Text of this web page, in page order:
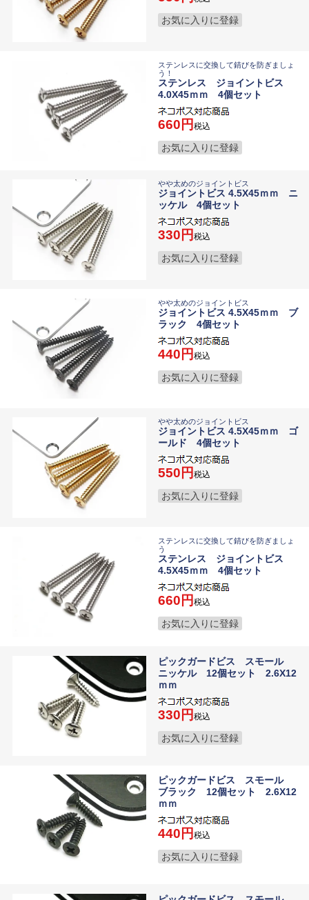
お気に入りに登録
ステンレスに交換して錆びを防ぎましょ
う！
ステンレス ジョイントビス
4.0X45ｍｍ 4個セット
660 税込
お気に入りに登録
やや太めのジョイントビス
ジョイントビス 4.5X45ｍｍ ニ
ッケル 4個セット
330 税込
お気に入りに登録
やや太めのジョイントビス
ジョイントビス 4.5X45ｍｍ ブ
ラック 4個セット
440 税込
お気に入りに登録
やや太めのジョイントビス
ジョイントビス 4.5X45ｍｍ ゴ
ールド 4個セット
550 税込
お気に入りに登録
ステンレスに交換して錆びを防ぎましょ
う
ステンレス ジョイントビス
4.5X45ｍｍ 4個セット
660 税込
お気に入りに登録
ピックガードビス スモール
ニッケル 12個セット 2.6X12
ｍｍ
330 税込
お気に入りに登録
ピックガードビス スモール
ブラック 12個セット 2.6X12
ｍｍ
440 税込
お気に入りに登録